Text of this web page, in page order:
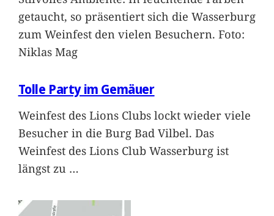
getaucht, so präsentiert sich die Wasserburg
zum Weinfest den vielen Besuchern. Foto:
Niklas Mag
Tolle Party im Gemäuer
Weinfest des Lions Clubs lockt wieder viele
Besucher in die Burg Bad Vilbel. Das
Weinfest des Lions Club Wasserburg ist
längst zu …